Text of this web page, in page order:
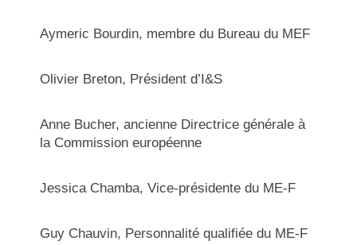
Aymeric Bourdin, membre du Bureau du MEF
Olivier Breton, Président d’I&S
Anne Bucher, ancienne Directrice générale à
la Commission européenne
Jessica Chamba, Vice-présidente du ME-F
Guy Chauvin, Personnalité qualifiée du ME-F